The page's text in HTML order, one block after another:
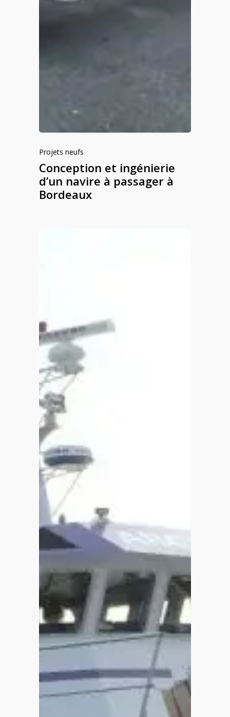
Projets neufs
Conception et ingénierie
d’un navire à passager à
Bordeaux